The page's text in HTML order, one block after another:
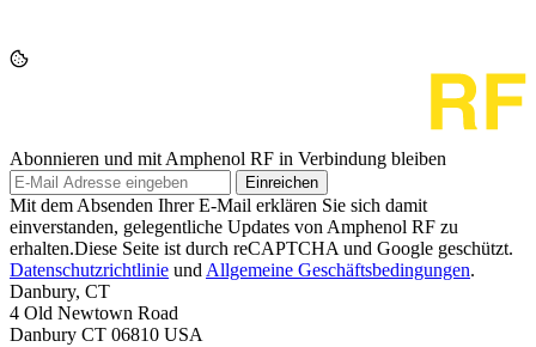
Abonnieren und mit Amphenol RF in Verbindung bleiben
Einreichen
Mit dem Absenden Ihrer E-Mail erklären Sie sich damit
einverstanden, gelegentliche Updates von Amphenol RF zu
erhalten.Diese Seite ist durch reCAPTCHA und Google geschützt.
Datenschutzrichtlinie und Allgemeine Geschäftsbedingungen.
Danbury, CT
4 Old Newtown Road
Danbury CT 06810 USA